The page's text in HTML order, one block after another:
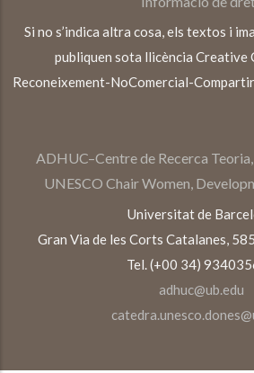
Si no s’indica altra cosa, els textos i
publiquen sota llicència Creative
Reconeixement-NoComercial-
ADHUC–Centre de Recerca
UNESCO Chair Women,
Universitat de
Gran Via de les Corts Catalanes,
Tel. (+00 34)
adhuc@ub.edu